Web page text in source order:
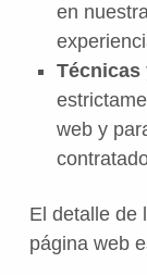
en
Técnicas
web y
El detalle de
página web